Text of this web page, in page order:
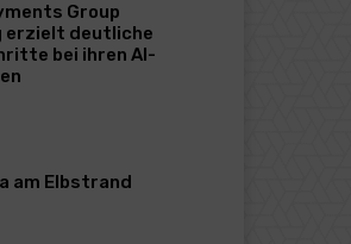
Group
erzielt deutliche
bei ihren AI-
am Elbstrand